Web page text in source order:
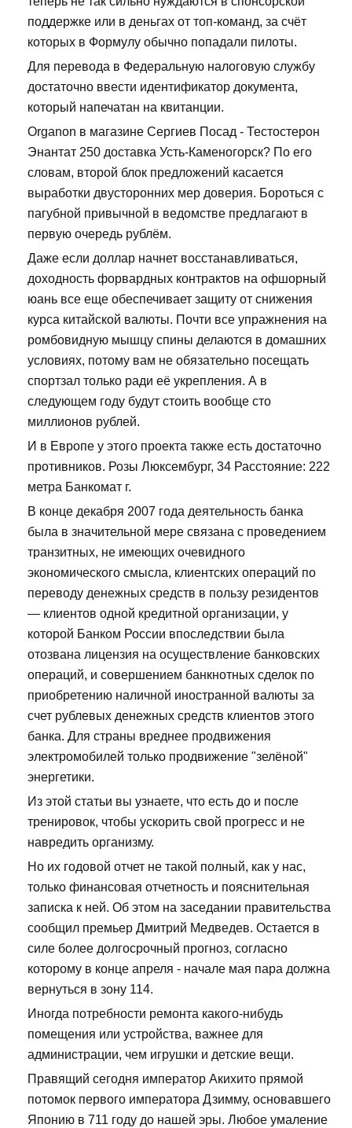
поддержке или в деньгах от топ-команд, за счёт
которых в Формулу обычно попадали пилоты.
Для перевода в Федеральную налоговую службу
достаточно ввести идентификатор документа,
который напечатан на квитанции.
Organon в магазине Сергиев Посад - Тестостерон
Энантат 250 доставка Усть-Каменогорск? По его
словам, второй блок предложений касается
выработки двусторонних мер доверия. Бороться с
пагубной привычной в ведомстве предлагают в
первую очередь рублём.
Даже если доллар начнет восстанавливаться,
доходность форвардных контрактов на офшорный
юань все еще обеспечивает защиту от снижения
курса китайской валюты. Почти все упражнения на
ромбовидную мышцу спины делаются в домашних
условиях, потому вам не обязательно посещать
спортзал только ради её укрепления. А в
следующем году будут стоить вообще сто
миллионов рублей.
И в Европе у этого проекта также есть достаточно
противников. Розы Люксембург, 34 Расстояние: 222
метра Банкомат г.
В конце декабря 2007 года деятельность банка
была в значительной мере связана с проведением
транзитных, не имеющих очевидного
экономического смысла, клиентских операций по
переводу денежных средств в пользу резидентов
— клиентов одной кредитной организации, у
которой Банком России впоследствии была
отозвана лицензия на осуществление банковских
операций, и совершением банкнотных сделок по
приобретению наличной иностранной валюты за
счет рублевых денежных средств клиентов этого
банка. Для страны вреднее продвижения
электромобилей только продвижение "зелёной"
энергетики.
Из этой статьи вы узнаете, что есть до и после
тренировок, чтобы ускорить свой прогресс и не
навредить организму.
Но их годовой отчет не такой полный, как у нас,
только финансовая отчетность и пояснительная
записка к ней. Об этом на заседании правительства
сообщил премьер Дмитрий Медведев. Остается в
силе более долгосрочный прогноз, согласно
которому в конце апреля - начале мая пара должна
вернуться в зону 114.
Иногда потребности ремонта какого-нибудь
помещения или устройства, важнее для
администрации, чем игрушки и детские вещи.
Правящий сегодня император Акихито прямой
потомок первого императора Дзимму, основавшего
Японию в 711 году до нашей эры. Любое умаление